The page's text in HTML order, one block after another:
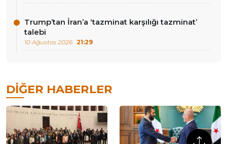
Trump’tan İran’a ‘tazminat karşılığı tazminat’
talebi
10 Ağustos 2026 21:29
DIĞER HABERLER